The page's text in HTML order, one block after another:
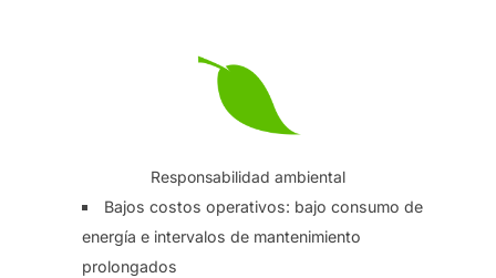
Responsabilidad ambiental
Bajos costos operativos: bajo consumo de
energía e intervalos de mantenimiento
prolongados